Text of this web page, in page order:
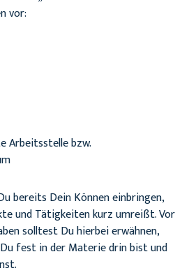
vor:
Arbeitsstelle bzw.
bereits Dein Können einbringen,
und Tätigkeiten kurz umreißt. Vor
solltest Du hierbei erwähnen,
fest in der Materie drin bist und